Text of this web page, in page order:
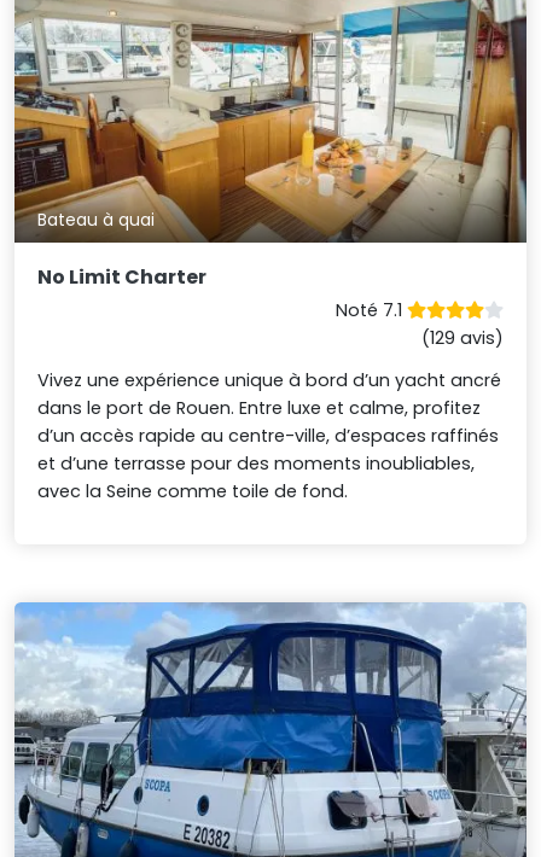
Bateau à quai
No Limit Charter
Noté 7.1
(129 avis)
Vivez une expérience unique à bord d’un yacht ancré
dans le port de Rouen. Entre luxe et calme, profitez
d’un accès rapide au centre-ville, d’espaces raffinés
et d’une terrasse pour des moments inoubliables,
avec la Seine comme toile de fond.